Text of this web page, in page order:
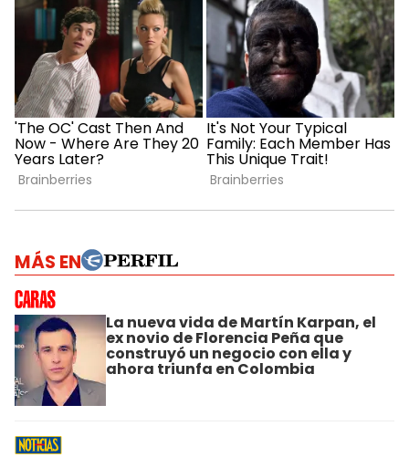
MÁS EN
La nueva vida de Martín Karpan, el
ex novio de Florencia Peña que
construyó un negocio con ella y
ahora triunfa en Colombia